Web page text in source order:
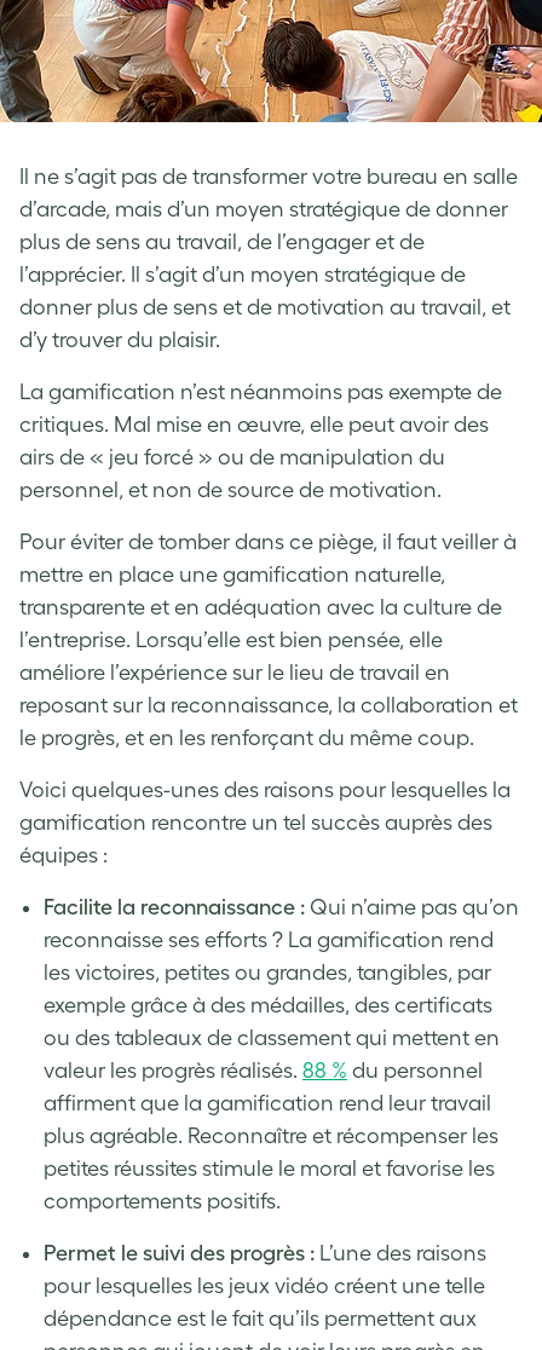
Il ne s’agit pas de transformer votre bureau en salle
d’arcade, mais d’un moyen stratégique de donner
plus de sens au travail, de l’engager et de
l’apprécier. Il s’agit d’un moyen stratégique de
donner plus de sens et de motivation au travail, et
d’y trouver du plaisir.
La gamification n’est néanmoins pas exempte de
critiques. Mal mise en œuvre, elle peut avoir des
airs de « jeu forcé » ou de manipulation du
personnel, et non de source de motivation.
Pour éviter de tomber dans ce piège, il faut veiller à
mettre en place une gamification naturelle,
transparente et en adéquation avec la culture de
l’entreprise. Lorsqu’elle est bien pensée, elle
améliore l’expérience sur le lieu de travail en
reposant sur la reconnaissance, la collaboration et
le progrès, et en les renforçant du même coup.
Voici quelques-unes des raisons pour lesquelles la
gamification rencontre un tel succès auprès des
équipes :
Facilite la reconnaissance : Qui n’aime pas qu’on
reconnaisse ses efforts ? La gamification rend
les victoires, petites ou grandes, tangibles, par
exemple grâce à des médailles, des certificats
ou des tableaux de classement qui mettent en
valeur les progrès réalisés. 88 % du personnel
affirment que la gamification rend leur travail
plus agréable. Reconnaître et récompenser les
petites réussites stimule le moral et favorise les
comportements positifs.
Permet le suivi des progrès : L’une des raisons
pour lesquelles les jeux vidéo créent une telle
dépendance est le fait qu’ils permettent aux